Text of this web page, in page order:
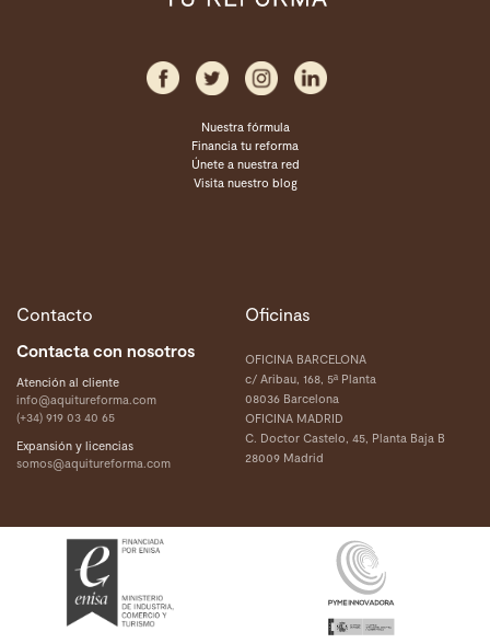
Nuestra fórmula
Financia tu reforma
Únete a nuestra red
Visita nuestro blog
Contacto
Contacta con nosotros
Atención al cliente
info@aquitureforma.com
(+34) 919 03 40 65
Expansión y licencias
somos@aquitureforma.com
Oficinas
OFICINA BARCELONA
c/ Aribau, 168, 5ª Planta
08036 Barcelona
OFICINA MADRID
C. Doctor Castelo, 45, Planta Baja B
28009 Madrid